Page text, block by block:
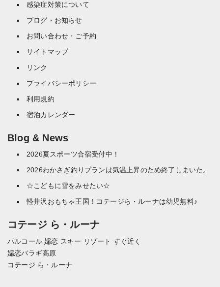
感染症対策について
ブログ・お知らせ
お問い合わせ・ご予約
サイトマップ
リンク
プライバシーポリシー
利用規約
宿泊カレンダー
Blog & News
2026夏スポーツ合宿受付中！
2026わかさぎ釣りプランは気温上昇のため終了しまいた。
☆こどもに雪をみせたい☆
軽井沢おもちゃ王国！コテージら・ルーナは幼児無料♪
コテージ ら・ルーナ
パルコール 嬬恋 スキー リゾート すぐ近く
嬬恋バラギ高原
コテージ ら・ルーナ